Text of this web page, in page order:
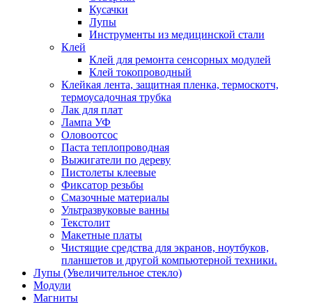
Кусачки
Лупы
Инструменты из медицинской стали
Клей
Клей для ремонта сенсорных модулей
Клей токопроводный
Клейкая лента, защитная пленка, термоскотч,
термоусадочная трубка
Лак для плат
Лампа УФ
Оловоотсос
Паста теплопроводная
Выжигатели по дереву
Пистолеты клеевые
Фиксатор резьбы
Смазочные материалы
Ультразвуковые ванны
Текстолит
Макетные платы
Чистящие средства для экранов, ноутбуков,
планшетов и другой компьютерной техники.
Лупы (Увеличительное стекло)
Модули
Магниты